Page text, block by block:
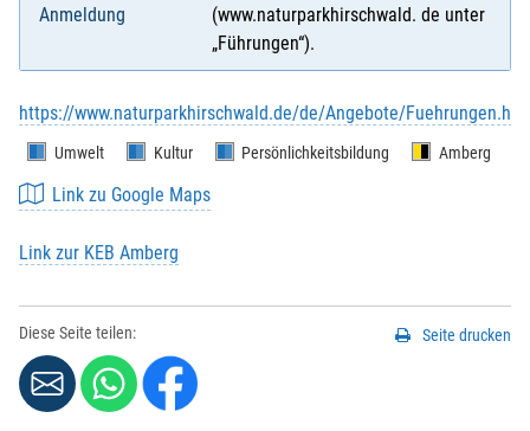
Anmeldung
(www.naturparkhirschwald. de unter
„Führungen“).
https://www.naturparkhirschwald.de/de/Angebote/
Umwelt Kultur Persönlichkeitsbildung Amberg
Link zu Google Maps
Link zur KEB Amberg
Diese Seite teilen: Seite drucken